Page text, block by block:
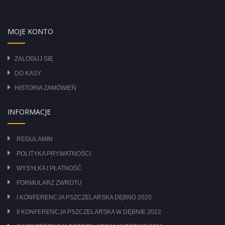
MOJE KONTO
ZALOGUJ SIĘ
DO KASY
HISTORIA ZAMÓWIEŃ
INFORMACJE
REGULAMIN
POLITYKA PRYWATNOŚCI
WYSYŁKA I PŁATNOŚĆ
FORMULARZ ZWROTU
I KONFERENCJA PSZCZELARSKA DĘBNO 2020
II KONFERENCJA PSZCZELARSKA W DĘBNIE 2022